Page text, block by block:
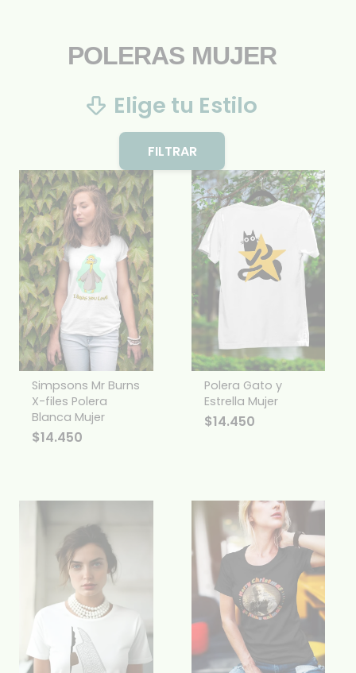
POLERAS MUJER
Elige tu Estilo
FILTRAR
Simpsons Mr Burns
X-files Polera
Blanca Mujer
$14.450
Polera Gato y
Estrella Mujer
$14.450